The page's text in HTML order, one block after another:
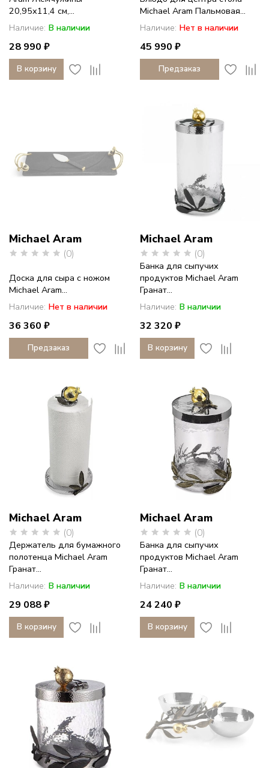
20,95х11,4 см,...
Наличие: В наличии
28 990 ₽
В корзину
Michael Aram Пальмовая...
Наличие: Нет в наличии
45 990 ₽
Предзаказ
Michael Aram
(0)
Доска для сыра с ножом
Michael Aram...
Наличие: Нет в наличии
36 360 ₽
Предзаказ
Michael Aram
(0)
Банка для сыпучих
продуктов Michael Aram
Гранат...
Наличие: В наличии
32 320 ₽
В корзину
Michael Aram
(0)
Держатель для бумажного
полотенца Michael Aram
Гранат...
Наличие: В наличии
29 088 ₽
В корзину
Michael Aram
(0)
Банка для сыпучих
продуктов Michael Aram
Гранат...
Наличие: В наличии
24 240 ₽
В корзину